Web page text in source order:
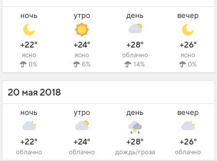
ночь
+22°
ясно
0%
утро
+24°
ясно
6%
день
+28°
облачно
14%
вечер
+26°
ясно
0%
20 мая 2018
ночь
+22°
облачно
утро
+24°
облачно
день
+28°
дождь/гроза
вечер
+26°
облачно